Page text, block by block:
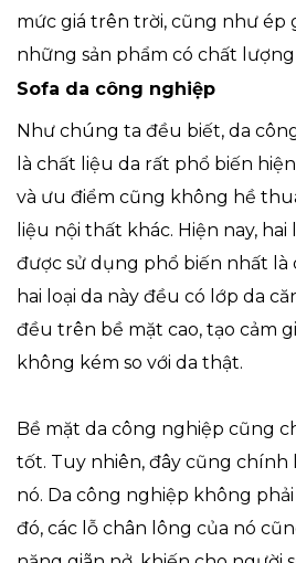
mức giá trên trời, cũng như ép
những sản phẩm có chất
Sofa da công nghiệp
Như chúng ta đều biết, da
là chất liệu da rất phổ biến
và ưu điểm cũng không hề
liệu nội thất khác. Hiện nay,
được sử dụng phổ biến nhất là
hai loại da này đều có lớp da
đều trên bề mặt cao, tạo cảm
không kém so với da thật.
Bề mặt da công nghiệp cũng
tốt. Tuy nhiên, đây cũng chính
nó. Da công nghiệp không
đó, các lỗ chân lông của nó